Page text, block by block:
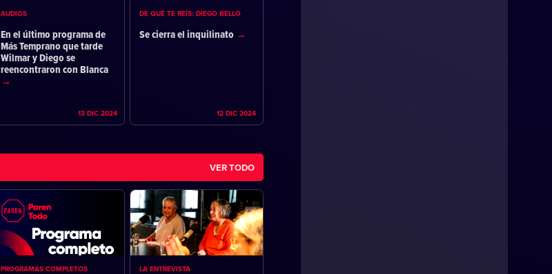
AUDIOS
En el último programa de
Más Temprano que tarde
Wilmar y Diego se
reencontraron con Blanca
13 DIC 2024
DE QUÉ TE REÍS: DIEGO BELLO
Se cierra el inquilinato
12 DIC 2024
VER TODO
PROGRAMAS COMPLETOS LA ENTREVISTA